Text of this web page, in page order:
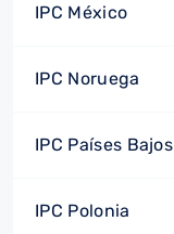
IPC México
IPC Noruega
IPC Países Bajos
IPC Polonia